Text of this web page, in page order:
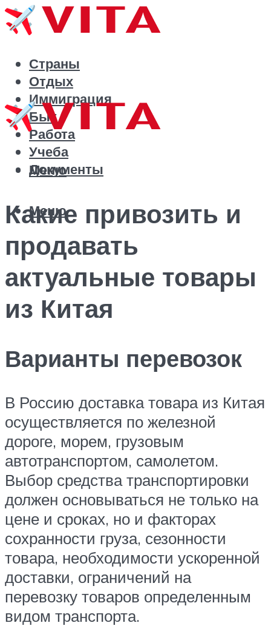
Страны
Отдых
Иммиграция
Быт
Работа
Учеба
Документы
Меню
Меню
Какие привозить и
продавать
актуальные товары
из Китая
Варианты перевозок
В Россию доставка товара из Китая
осуществляется по железной
дороге, морем, грузовым
автотранспортом, самолетом.
Выбор средства транспортировки
должен основываться не только на
цене и сроках, но и факторах
сохранности груза, сезонности
товара, необходимости ускоренной
доставки, ограничений на
перевозку товаров определенным
видом транспорта.